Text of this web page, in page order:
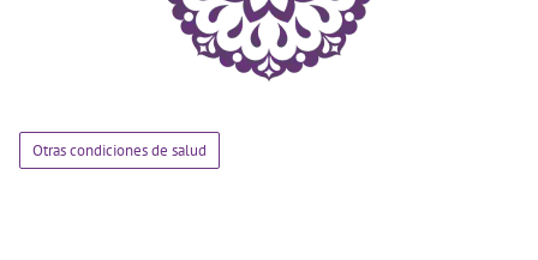
Otras condiciones de salud